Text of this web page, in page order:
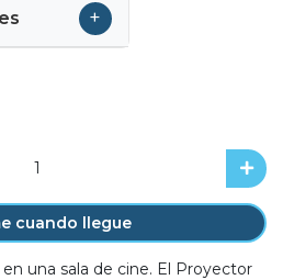
+
cuando llegue
una sala de cine. El Proyector